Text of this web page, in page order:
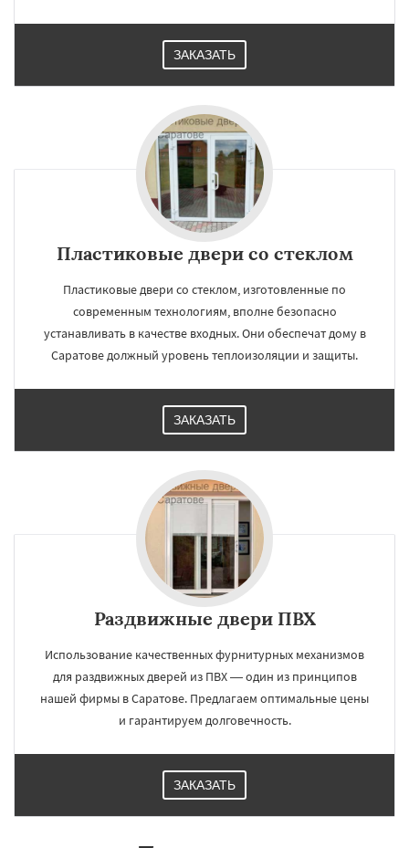
ЗАКАЗАТЬ
Пластиковые двери со стеклом
Пластиковые двери со стеклом, изготовленные по
современным технологиям, вполне безопасно
устанавливать в качестве входных. Они обеспечат дому в
Саратове должный уровень теплоизоляции и защиты.
ЗАКАЗАТЬ
Раздвижные двери ПВХ
Использование качественных фурнитурных механизмов
для раздвижных дверей из ПВХ — один из принципов
нашей фирмы в Саратове. Предлагаем оптимальные цены
и гарантируем долговечность.
ЗАКАЗАТЬ